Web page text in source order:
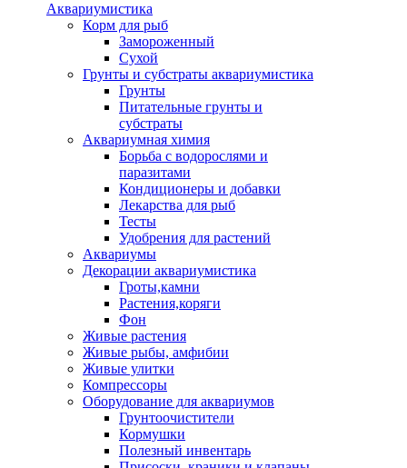
Аквариумистика
Корм для рыб
Замороженный
Сухой
Грунты и субстраты аквариумистика
Грунты
Питательные грунты и
субстраты
Аквариумная химия
Борьба с водорослями и
паразитами
Кондиционеры и добавки
Лекарства для рыб
Тесты
Удобрения для растений
Аквариумы
Декорации аквариумистика
Гроты,камни
Растения,коряги
Фон
Живые растения
Живые рыбы, амфибии
Живые улитки
Компрессоры
Оборудование для аквариумов
Грунтоочистители
Кормушки
Полезный инвентарь